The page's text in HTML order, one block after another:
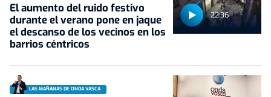
22:36
El aumento del ruido festivo
durante el verano pone en jaque
el descanso de los vecinos en los
barrios céntricos
LAS MAÑANAS DE ONDA VASCA